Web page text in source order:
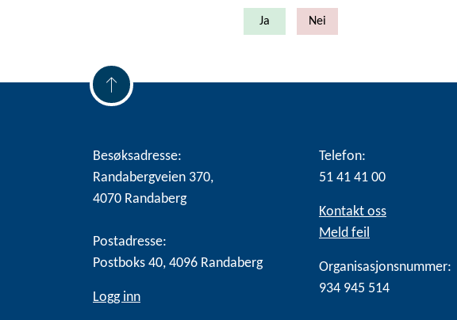
Besøksadresse:
Randabergveien 370,
4070 Randaberg
Postadresse:
Postboks 40, 4096 Randaberg
Logg inn
Telefon:
51 41 41 00
Kontakt oss
Meld feil
Organisasjonsnummer:
934 945 514